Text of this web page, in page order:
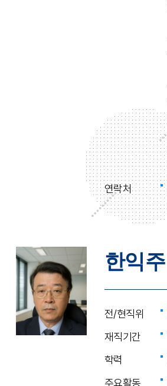
연락처
한익주
전/현직위
재직기간
학력
주요활동